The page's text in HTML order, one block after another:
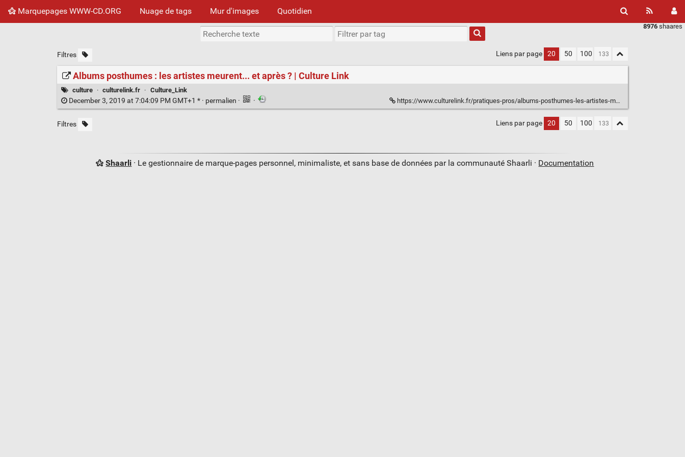
Marquepages WWW-CD.ORG Nuage de tags Mur d'images Quotidien
8976 shaares
Filtres Liens par page 20 50 100
Albums posthumes : les artistes meurent... et après ? | Culture Link
culture · culturelink.fr · Culture_Link
December 3, 2019 at 7:04:09 PM GMT+1 * · permalien · · https://www.culturelink.fr/pratiques-pros/albums-posthumes-les-artistes-meurent-et-apres
Filtres Liens par page 20 50 100
Shaarli · Le gestionnaire de marque-pages personnel, minimaliste, et sans base de données par la communauté Shaarli · Documentation